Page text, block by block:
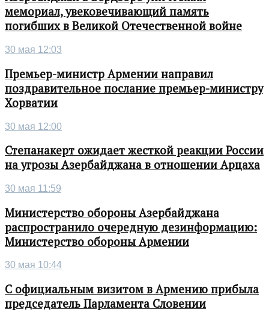
мемориал, увековечивающий память
погибших в Великой Отечественной войне
30 мая 12:03
Премьер-министр Армении направил
поздравительное послание премьер-министру
Хорватии
30 мая 12:00
Степанакерт ожидает жесткой реакции России
на угрозы Азербайджана в отношении Арцаха
30 мая 11:59
Министерство обороны Азербайджана
распространило очередную дезинформацию:
Министерство обороны Армении
30 мая 10:44
С официальным визитом в Армению прибыла
председатель Парламента Словении